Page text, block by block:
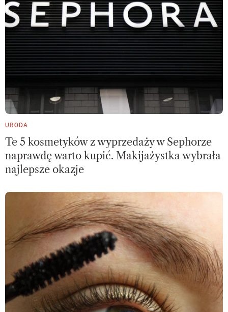
URODA
Te 5 kosmetyków z wyprzedaży w Sephorze
naprawdę warto kupić. Makijażystka wybrała
najlepsze okazje